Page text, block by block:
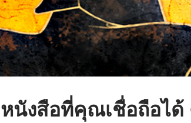
หนังสือที่คุณเชื่อถือได้